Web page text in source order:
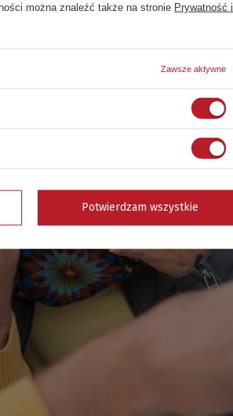
można znaleźć także na stronie Prywatność i
Zawsze aktywne
Potwierdzam wszystkie